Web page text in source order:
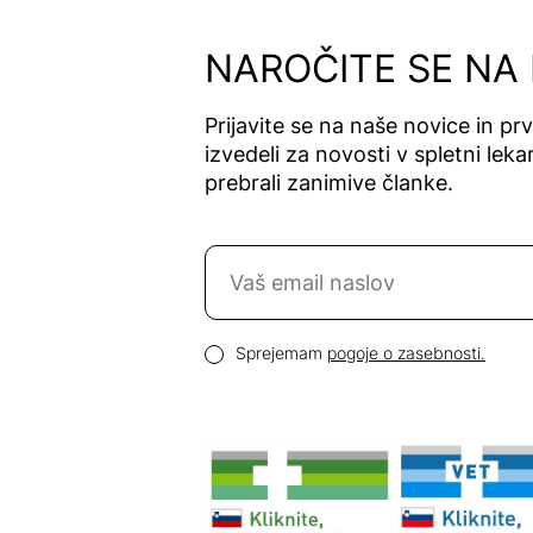
Alga Maris
Algea
Algena
Alhydran
Alkaloid
Allergika
Allergodil
Allpresan
Alter
Heideschäfer
Amos Vital
NAROČITE SE NA
Prijavite se na naše novice in
izvedeli za novosti v spletni
prebrali zanimive članke.
Naročite se na novice
Pogoji zasebnosti
Sprejemam pogoje o zasebnosti.